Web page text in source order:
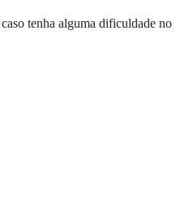
tenha alguma dificuldade no